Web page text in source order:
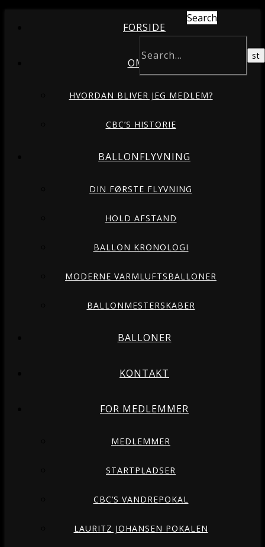
Search
FORSIDE
OM OS
HVORDAN BLIVER JEG MEDLEM?
CBC’S HISTORIE
BALLONFLYVNING
DIN FØRSTE FLYVNING
HOLD AFSTAND
BALLON KRONOLOGI
MODERNE VARMLUFTSBALLONER
BALLONMESTERSKABER
BALLONER
KONTAKT
FOR MEDLEMMER
MEDLEMMER
STARTPLADSER
CBC’S VANDREPOKAL
LAURITZ JOHANSEN POKALEN